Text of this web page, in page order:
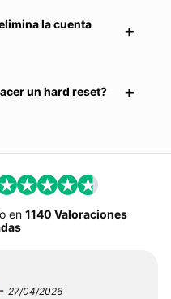
la cuenta
un hard reset?
en 1140 Valoraciones
- 27/04/2026